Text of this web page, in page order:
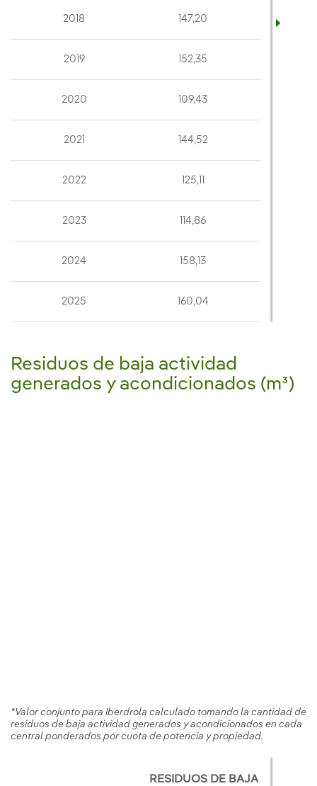
2018 147,20
2019 152,35
2020 109,43
2021 144,52
2022 125,11
2023 114,86
2024 158,13
2025 160,04
Residuos de baja actividad
generados y acondicionados (m³)
*Valor conjunto para Iberdrola calculado tomando la cantidad de
residuos de baja actividad generados y acondicionados en cada
central ponderados por cuota de potencia y propiedad.
RESIDUOS DE BAJA